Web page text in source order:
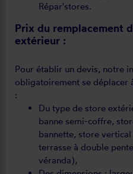
Répar'stores.
Prix du remplacement
extérieur :
Pour établir un devis, notre
obligatoirement se déplacer
:
Du type de store
banne semi-coffre,
bannette, store
terrasse à double
véranda),